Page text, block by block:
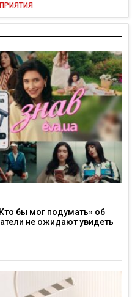
бы мог подумать» об
не ожидают увидеть